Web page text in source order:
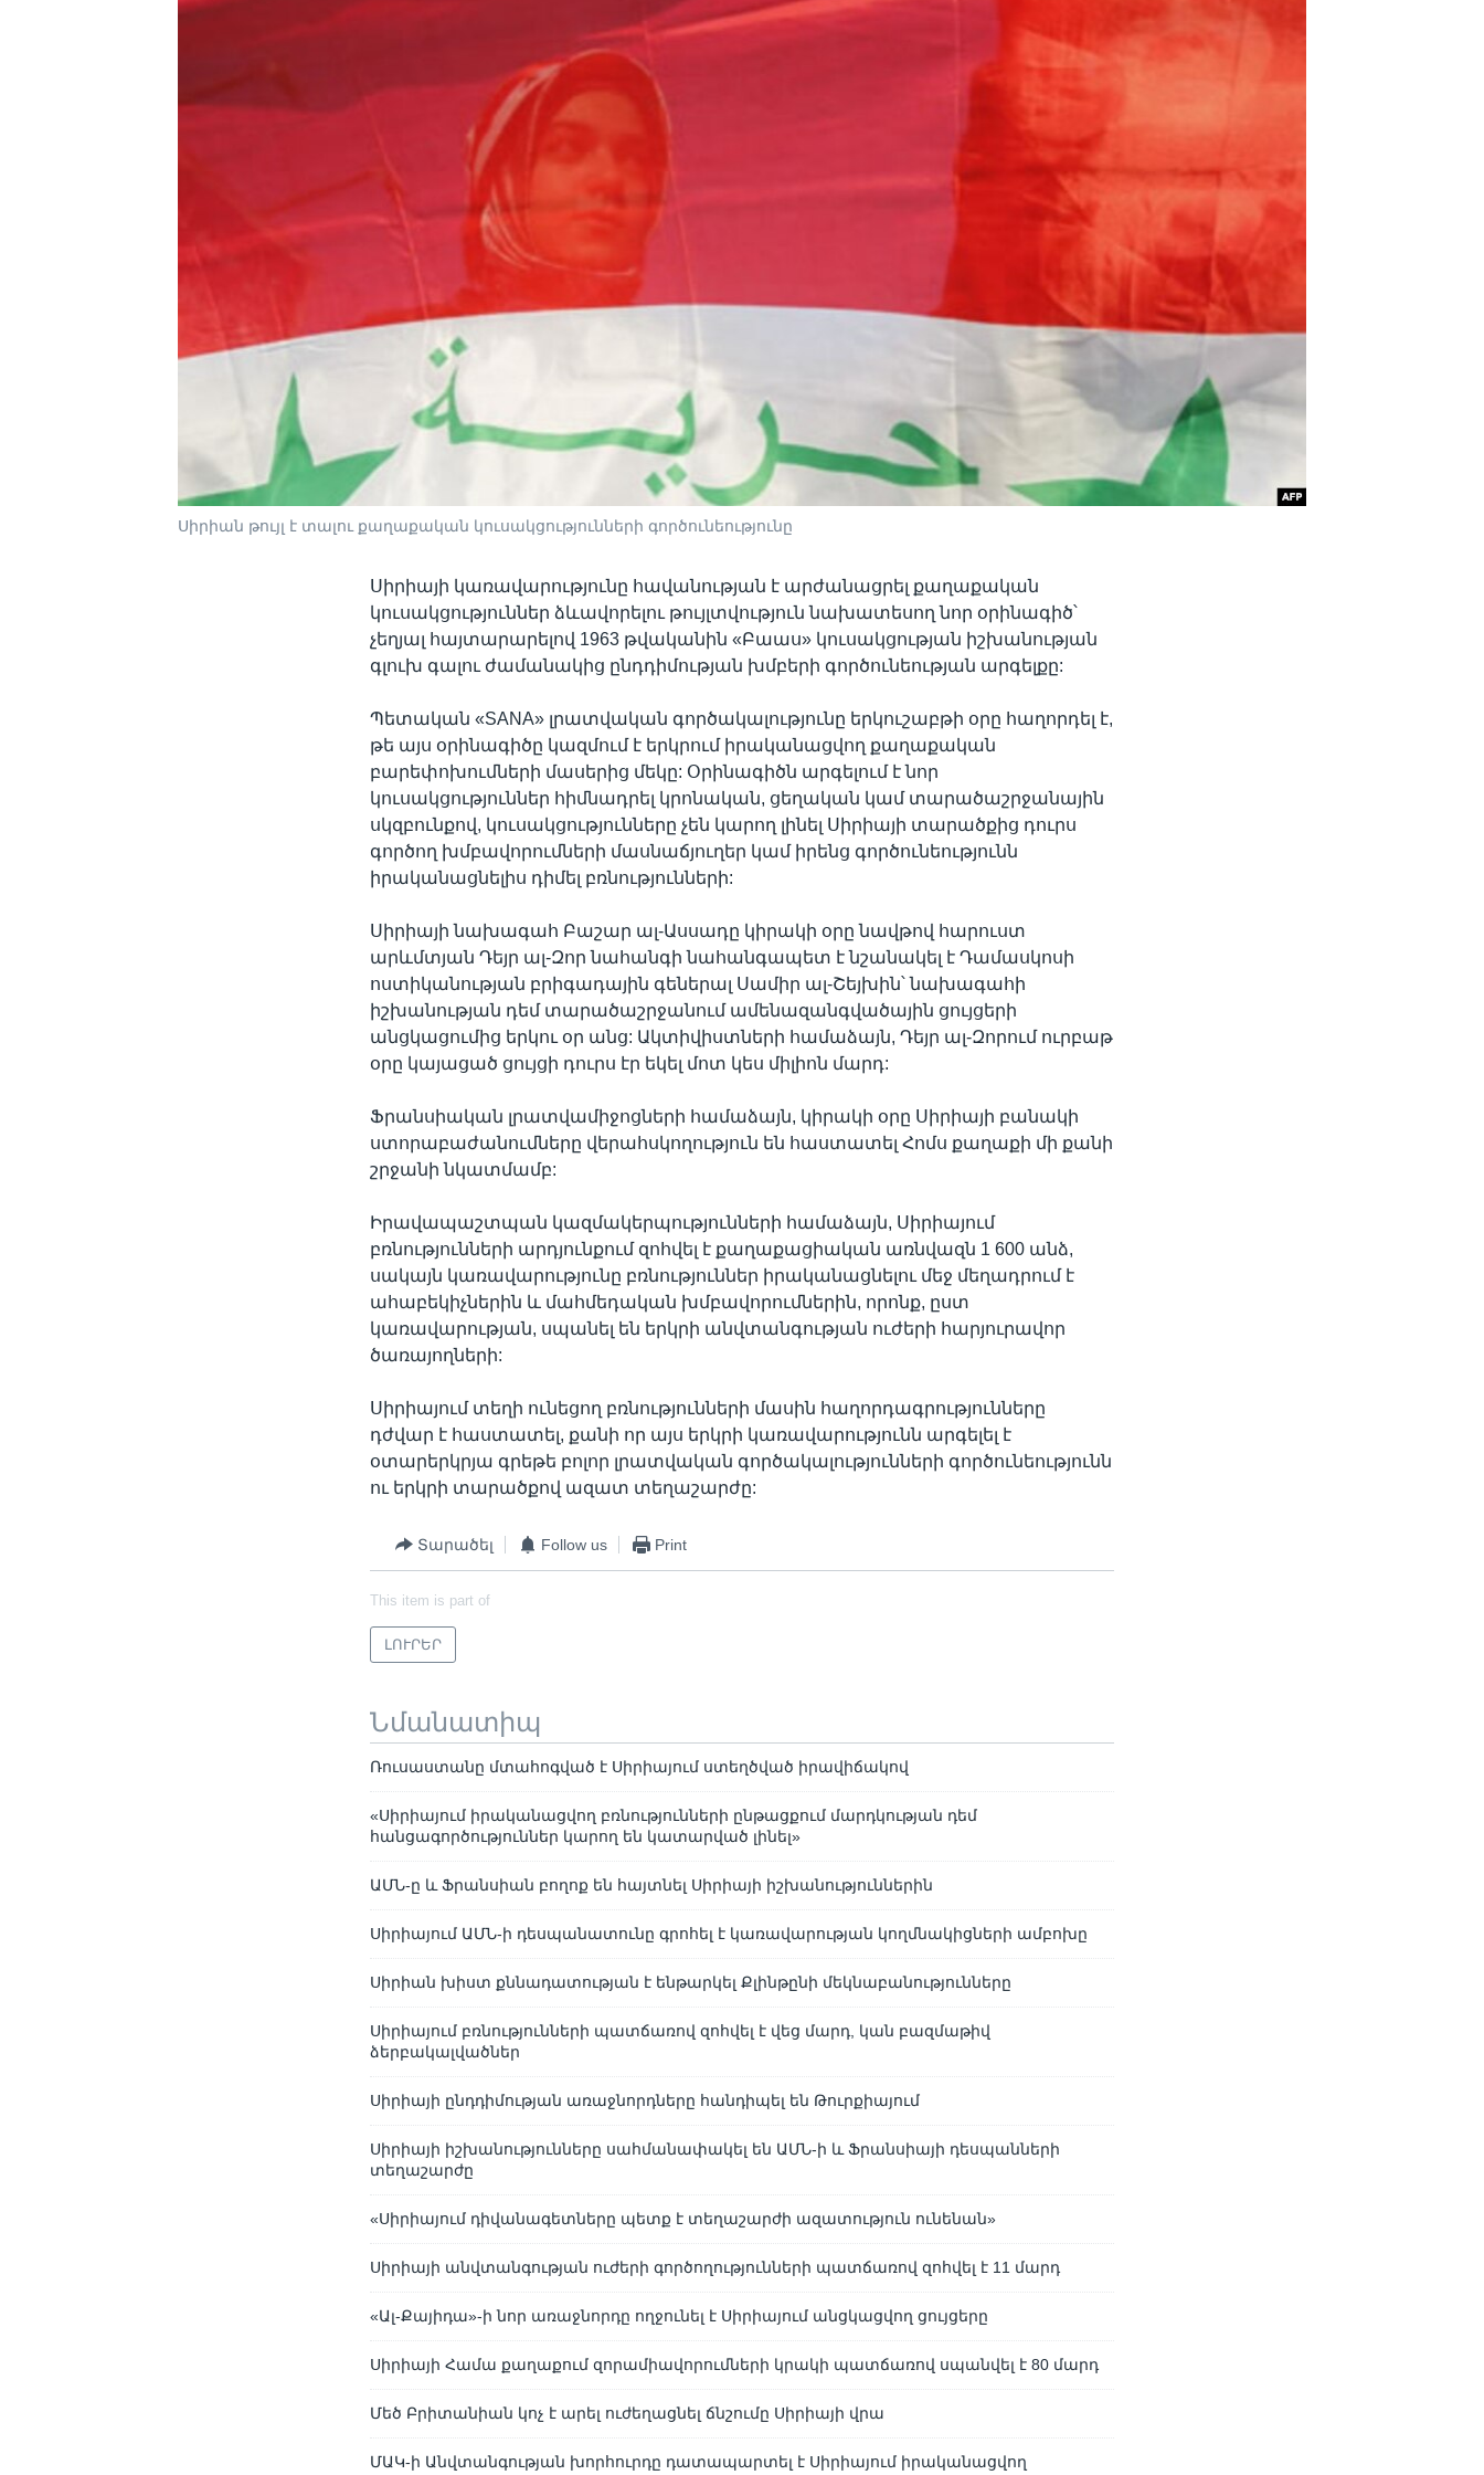
Սիրիան թույլ է տալու քաղաքական կուսակցությունների գործունեությունը
Սիրիայի կառավարությունը հավանության է արժանացրել քաղաքական
կուսակցություններ ձևավորելու թույլտվություն նախատեսող նոր օրինագիծ՝
չեղյալ հայտարարելով 1963 թվականին «Բաաս» կուսակցության իշխանության
գլուխ գալու ժամանակից ընդդիմության խմբերի գործունեության արգելքը:
Պետական «SANA» լրատվական գործակալությունը երկուշաբթի օրը հաղորդել է,
թե այս օրինագիծը կազմում է երկրում իրականացվող քաղաքական
բարեփոխումների մասերից մեկը: Օրինագիծն արգելում է նոր
կուսակցություններ հիմնադրել կրոնական, ցեղական կամ տարածաշրջանային
սկզբունքով, կուսակցությունները չեն կարող լինել Սիրիայի տարածքից դուրս
գործող խմբավորումների մասնաճյուղեր կամ իրենց գործունեությունն
իրականացնելիս դիմել բռնությունների:
Սիրիայի նախագահ Բաշար ալ-Ասսադը կիրակի օրը նավթով հարուստ
արևմտյան Դեյր ալ-Զոր նահանգի նահանգապետ է նշանակել է Դամասկոսի
ոստիկանության բրիգադային գեներալ Սամիր ալ-Շեյխին՝ նախագահի
իշխանության դեմ տարածաշրջանում ամենազանգվածային ցույցերի
անցկացումից երկու օր անց: Ակտիվիստների համաձայն, Դեյր ալ-Զորում ուրբաթ
օրը կայացած ցույցի դուրս էր եկել մոտ կես միլիոն մարդ:
Ֆրանսիական լրատվամիջոցների համաձայն, կիրակի օրը Սիրիայի բանակի
ստորաբաժանումները վերահսկողություն են հաստատել Հոմս քաղաքի մի քանի
շրջանի նկատմամբ:
Իրավապաշտպան կազմակերպությունների համաձայն, Սիրիայում
բռնությունների արդյունքում զոհվել է քաղաքացիական առնվազն 1 600 անձ,
սակայն կառավարությունը բռնություններ իրականացնելու մեջ մեղադրում է
ահաբեկիչներին և մահմեդական խմբավորումներին, որոնք, ըստ
կառավարության, սպանել են երկրի անվտանգության ուժերի հարյուրավոր
ծառայողների:
Սիրիայում տեղի ունեցող բռնությունների մասին հաղորդագրությունները
դժվար է հաստատել, քանի որ այս երկրի կառավարությունն արգելել է
օտարերկրյա գրեթե բոլոր լրատվական գործակալությունների գործունեությունն
ու երկրի տարածքով ազատ տեղաշարժը:
Տարածել Follow us Print
This item is part of
ԼՈՒՐԵՐ
Նմանատիպ
Ռուսաստանը մտահոգված է Սիրիայում ստեղծված իրավիճակով
«Սիրիայում իրականացվող բռնությունների ընթացքում մարդկության դեմ
հանցագործություններ կարող են կատարված լինել»
ԱՄՆ-ը և Ֆրանսիան բողոք են հայտնել Սիրիայի իշխանություններին
Սիրիայում ԱՄՆ-ի դեսպանատունը գրոհել է կառավարության կողմնակիցների ամբոխը
Սիրիան խիստ քննադատության է ենթարկել Քլինթընի մեկնաբանությունները
Սիրիայում բռնությունների պատճառով զոհվել է վեց մարդ, կան բազմաթիվ
ձերբակալվածներ
Սիրիայի ընդդիմության առաջնորդները հանդիպել են Թուրքիայում
Սիրիայի իշխանությունները սահմանափակել են ԱՄՆ-ի և Ֆրանսիայի դեսպանների
տեղաշարժը
«Սիրիայում դիվանագետները պետք է տեղաշարժի ազատություն ունենան»
Սիրիայի անվտանգության ուժերի գործողությունների պատճառով զոհվել է 11 մարդ
«Ալ-Քայիդա»-ի նոր առաջնորդը ողջունել է Սիրիայում անցկացվող ցույցերը
Սիրիայի Համա քաղաքում զորամիավորումների կրակի պատճառով սպանվել է 80 մարդ
Մեծ Բրիտանիան կոչ է արել ուժեղացնել ճնշումը Սիրիայի վրա
ՄԱԿ-ի Անվտանգության խորհուրդը դատապարտել է Սիրիայում իրականացվող